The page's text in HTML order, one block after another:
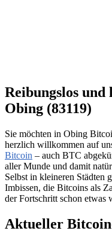
Reibungslos
Obing (83119)
Sie möchten in Obing
herzlich willkommen auf
Bitcoin – auch BTC
aller Munde und damit
Selbst in kleineren Städten
Imbissen, die Bitcoins als
der Fortschritt schon etwas
Aktueller